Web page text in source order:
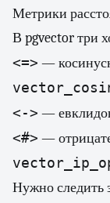
Метрики
В pgvector три
<=> —
<-> —
<#> —
Нужно следить